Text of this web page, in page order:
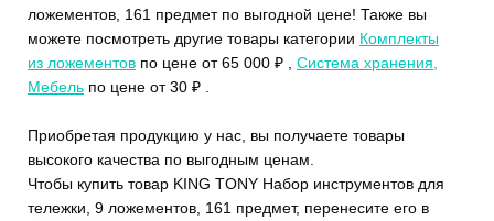
ложементов, 161 предмет по выгодной цене! Также вы
можете посмотреть другие товары категории Комплекты
из ложементов по цене от 65 000 ₽ , Система хранения,
Мебель по цене от 30 ₽ .
Приобретая продукцию у нас, вы получаете товары
высокого качества по выгодным ценам.
Чтобы купить товар KING TONY Набор инструментов для
тележки, 9 ложементов, 161 предмет, перенесите его в